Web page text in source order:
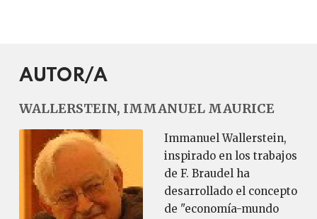
AUTOR/A
WALLERSTEIN, IMMANUEL MAURICE
Immanuel Wallerstein,
inspirado en los trabajos
de F. Braudel ha
desarrollado el concepto
de "economía-mundo